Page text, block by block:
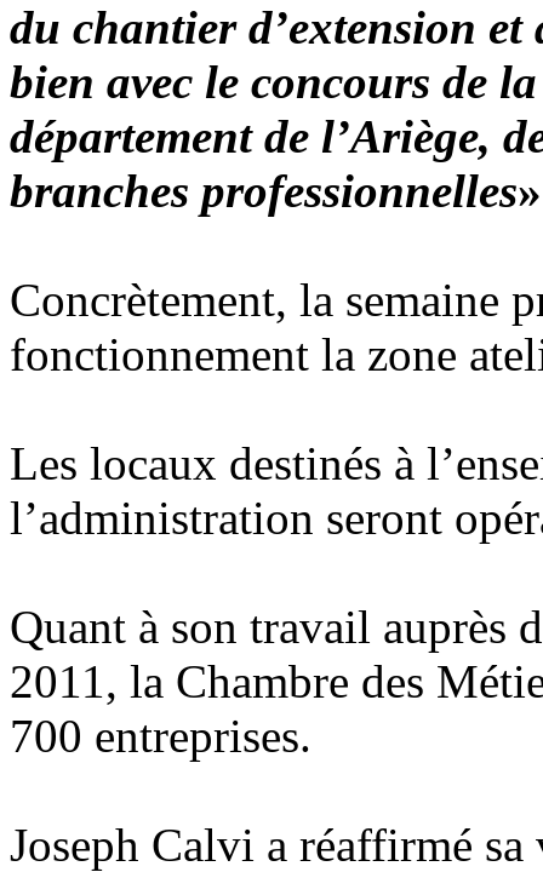
du chantier d’extension
bien avec le concours de
département de l’Ariège,
branches professionnelles»
Concrètement, la semaine
fonctionnement la zone
Les locaux destinés à
l’administration seront
Quant à son travail auprès
2011, la Chambre des
700 entreprises.
Joseph Calvi a réaffirmé